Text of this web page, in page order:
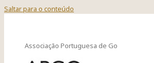
Saltar para o conteúdo
Associação Portuguesa de Go